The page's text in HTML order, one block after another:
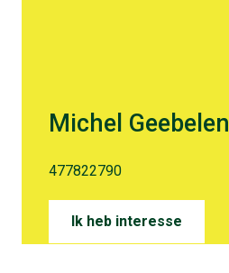
Michel Geebelen
477822790
Ik heb interesse